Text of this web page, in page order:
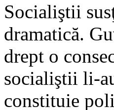
Socialiştii
dramatică.
drept o
socialiştii li-
constituie